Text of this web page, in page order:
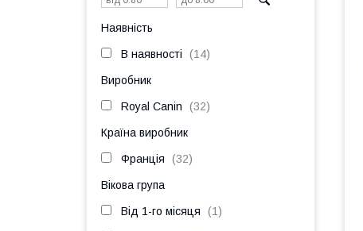
Наявність
В наявності 14
Виробник
Royal Canin 32
Країна виробник
Франція 32
Вікова група
Від 1-го місяця 1